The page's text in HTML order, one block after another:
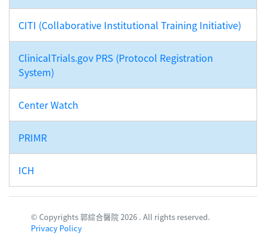
CITI (Collaborative Institutional Training Initiative)
ClinicalTrials.gov PRS (Protocol Registration
System)
Center Watch
PRIMR
ICH
© Copyrights 郭綜合醫院 2026 . All rights reserved.
Privacy Policy